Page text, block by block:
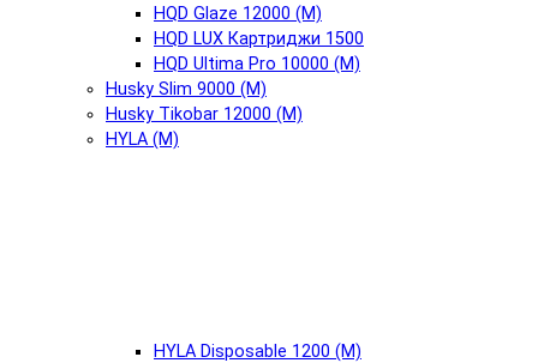
HQD Glaze 12000 (М)
HQD LUX Картриджи 1500
HQD Ultima Pro 10000 (М)
Husky Slim 9000 (М)
Husky Tikobar 12000 (М)
HYLA (М)
HYLA Disposable 1200 (М)